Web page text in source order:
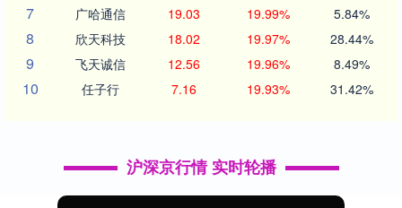
7 广哈通信 19.03 19.99% 5.84%
8 欣天科技 18.02 19.97% 28.44%
9 飞天诚信 12.56 19.96% 8.49%
10 任子行 7.16 19.93% 31.42%
沪深京行情 实时轮播